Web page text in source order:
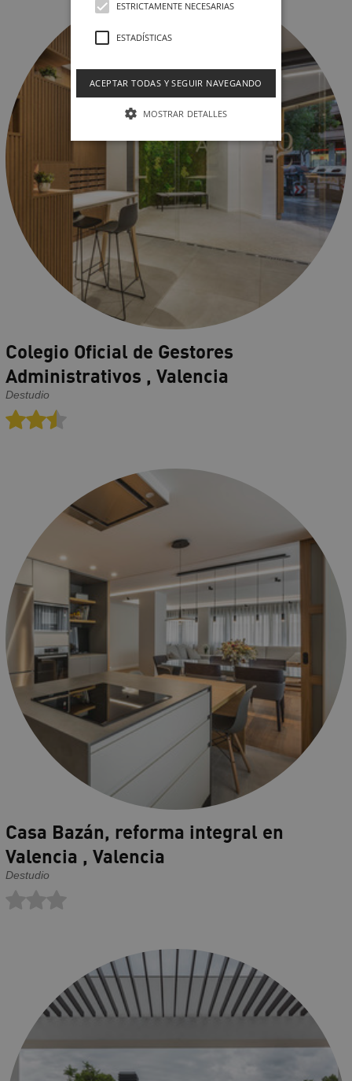
Colegio Oficial de Gestores
Administrativos , Valencia
Destudio
Casa Bazán, reforma integral en
Valencia , Valencia
Destudio
ESTRICTAMENTE NECESARIAS
ESTADÍSTICAS
ACEPTAR TODAS Y SEGUIR NAVEGANDO
MOSTRAR DETALLES